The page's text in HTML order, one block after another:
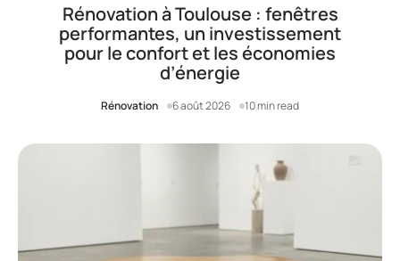
Rénovation à Toulouse : fenêtres
performantes, un investissement
pour le confort et les économies
d’énergie
Rénovation 6 août 2026 10 min read